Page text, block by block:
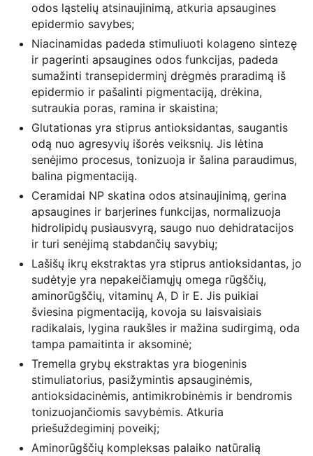
odos ląstelių atsinaujinimą, atkuria apsaugines
epidermio savybes;
Niacinamidas padeda stimuliuoti kolageno sintezę
ir pagerinti apsaugines odos funkcijas, padeda
sumažinti transepiderminį drėgmės praradimą iš
epidermio ir pašalinti pigmentaciją, drėkina,
sutraukia poras, ramina ir skaistina;
Glutationas yra stiprus antioksidantas, saugantis
odą nuo agresyvių išorės veiksnių. Jis lėtina
senėjimo procesus, tonizuoja ir šalina paraudimus,
balina pigmentaciją.
Ceramidai NP skatina odos atsinaujinimą, gerina
apsaugines ir barjerines funkcijas, normalizuoja
hidrolipidų pusiausvyrą, saugo nuo dehidratacijos
ir turi senėjimą stabdančių savybių;
Lašišų ikrų ekstraktas yra stiprus antioksidantas, jo
sudėtyje yra nepakeičiamųjų omega rūgščių,
aminorūgščių, vitaminų A, D ir E. Jis puikiai
šviesina pigmentaciją, kovoja su laisvaisiais
radikalais, lygina raukšles ir mažina sudirgimą, oda
tampa pamaitinta ir aksominė;
Tremella grybų ekstraktas yra biogeninis
stimuliatorius, pasižymintis apsauginėmis,
antioksidacinėmis, antimikrobinėmis ir bendromis
tonizuojančiomis savybėmis. Atkuria
priešuždegiminį poveikį;
Aminorūgščių kompleksas palaiko natūralią